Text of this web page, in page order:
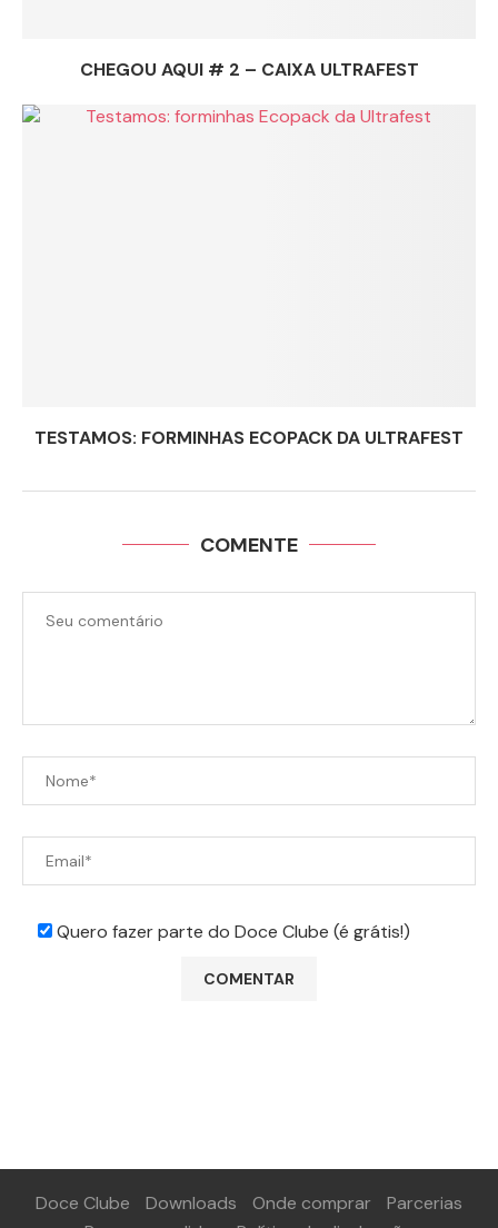
CHEGOU AQUI # 2 – CAIXA ULTRAFEST
TESTAMOS: FORMINHAS ECOPACK DA ULTRAFEST
COMENTE
Quero fazer parte do Doce Clube (é grátis!)
Doce Clube Downloads Onde comprar
Parcerias